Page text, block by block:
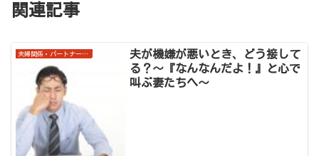
関連記事
夫婦関係・パートナーシップ
夫が機嫌が悪いとき、どう接して
る？～『なんなんだよ！』と心で
叫ぶ妻たちへ～